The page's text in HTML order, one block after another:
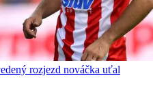
rozjezd nováčka uťal